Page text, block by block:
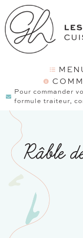
Pour commander
formule traiteur,
Râble